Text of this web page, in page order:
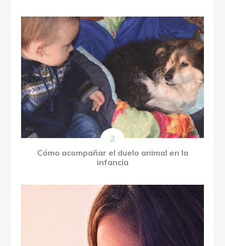
Cómo acompañar el duelo animal en la
infancia